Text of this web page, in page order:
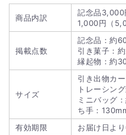
商品内訳
記念品3,000
1,000円（
掲載点数
記念品：約
引き菓子：
縁起物：約
サイズ
引き出物カ
トレーシン
ミニバッグ
ち手：
有効期限
お届け日よ